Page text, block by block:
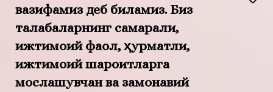
вазифамиз деб биламиз. Биз
талабаларнинг самарали,
ижтимоий фаол, ҳурматли,
ижтимоий шароитларга
мослашувчан ва замонавий